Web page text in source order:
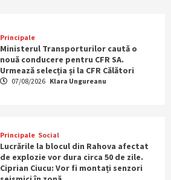
Principale
Ministerul Transporturilor caută o
nouă conducere pentru CFR SA.
Urmează selecția și la CFR Călători
07/08/2026 Klara Ungureanu
Principale Social
Lucrările la blocul din Rahova afectat
de explozie vor dura circa 50 de zile.
Ciprian Ciucu: Vor fi montați senzori